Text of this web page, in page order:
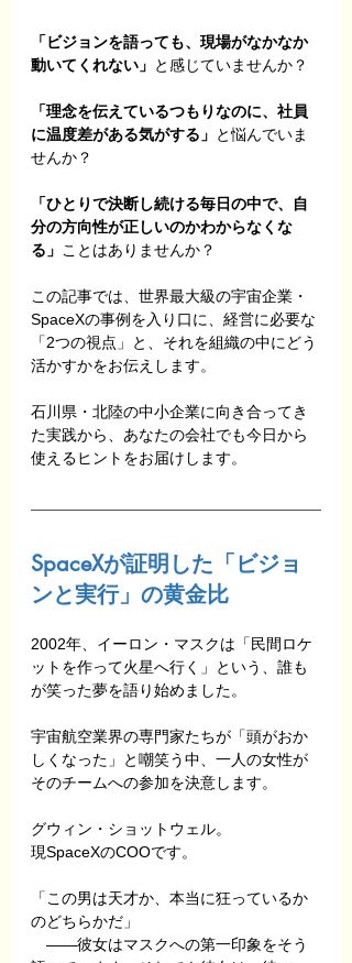
「ビジョンを語っても、現場がなかなか
動いてくれない」 と感じていませんか？
「理念を伝えているつもりなのに、社員
に温度差がある気がする」 と悩んでいま
せんか？
「ひとりで決断し続ける毎日の中で、自
分の方向性が正しいのかわからなくな
る」 ことはありませんか？
この記事では、世界最大級の宇宙企業・
SpaceXの事例を入り口に、経営に必要な
「2つの視点」と、それを組織の中にどう
活かすかをお伝えします。
石川県・北陸の中小企業に向き合ってき
た実践から、あなたの会社でも今日から
使えるヒントをお届けします。
SpaceXが証明した「ビジョ
ンと実行」の黄金比
2002年、イーロン・マスクは「民間ロケ
ットを作って火星へ行く」という、誰も
が笑った夢を語り始めました。
宇宙航空業界の専門家たちが「頭がおか
しくなった」と嘲笑う中、一人の女性が
そのチームへの参加を決意します。
グウィン・ショットウェル。
現SpaceXのCOOです。
「この男は天才か、本当に狂っているか
のどちらかだ」
——彼女はマスクへの第一印象をそう